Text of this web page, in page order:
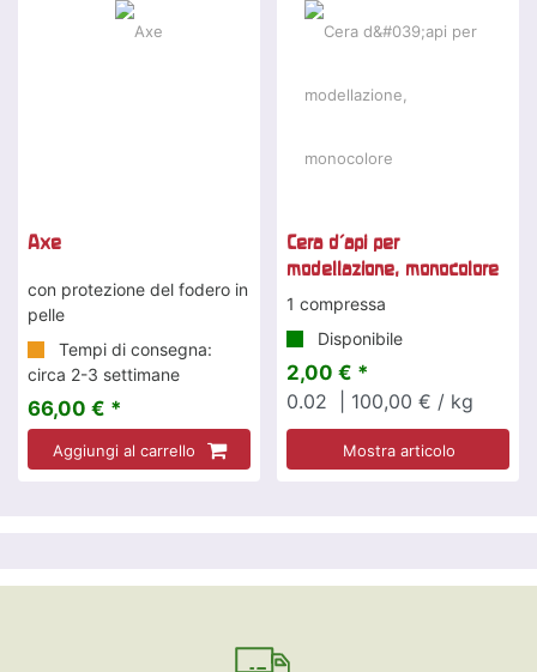
Axe
con protezione del fodero in
pelle
Tempi di consegna:
circa 2-3 settimane
66,00 € *
Aggiungi al carrello
Cera d'api per
modellazione, monocolore
1 compressa
Disponibile
2,00 € *
0.02
| 100,00 € / kg
Mostra articolo